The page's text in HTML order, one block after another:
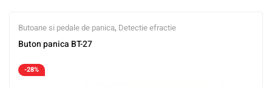
Butoane si pedale de panica, Detectie efractie
Buton panica BT-27
-28%